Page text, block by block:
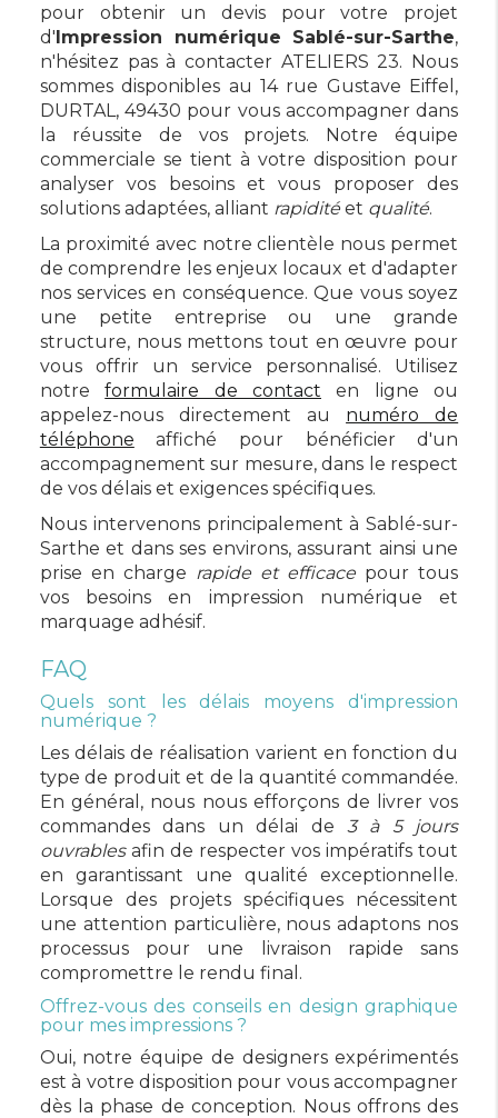
pour obtenir un devis pour votre projet
d'Impression numérique Sablé-sur-Sarthe,
n'hésitez pas à contacter ATELIERS 23. Nous
sommes disponibles au 14 rue Gustave Eiffel,
DURTAL, 49430 pour vous accompagner dans
la réussite de vos projets. Notre équipe
commerciale se tient à votre disposition pour
analyser vos besoins et vous proposer des
solutions adaptées, alliant rapiditéet qualité.
La proximité avec notre clientèle nous permet
de comprendre les enjeux locaux et d'adapter
nos services en conséquence. Que vous soyez
une petite entreprise ou une grande
structure, nous mettons tout en œuvre pour
vous offrir un service personnalisé. Utilisez
notreformulaire de contact en ligne ou
appelez-nous directement au numéro de
téléphone affiché pour bénéficier d'un
accompagnement sur mesure, dans le respect
de vos délais et exigences spécifiques.
Nous intervenons principalement à Sablé-sur-
Sarthe et dans ses environs, assurant ainsi une
prise en charge rapide et efficace pour tous
vos besoins en impression numérique et
marquage adhésif.
FAQ
Quels sont les délais moyens d'impression
numérique ?
Les délais de réalisation varient en fonction du
type de produit et de la quantité commandée.
En général, nous nous efforçons de livrer vos
commandes dans un délai de 3 à 5 jours
ouvrablesafin de respecter vos impératifs tout
en garantissant une qualité exceptionnelle.
Lorsque des projets spécifiques nécessitent
une attention particulière, nous adaptons nos
processus pour une livraison rapide sans
compromettre le rendu final.
Offrez-vous des conseils en design graphique
pour mes impressions ?
Oui, notre équipe de designers expérimentés
est à votre disposition pour vous accompagner
dès la phase de conception. Nous offrons des